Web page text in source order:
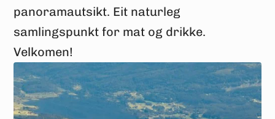
panoramautsikt. Eit naturleg
samlingspunkt for mat og drikke.
Velkomen!